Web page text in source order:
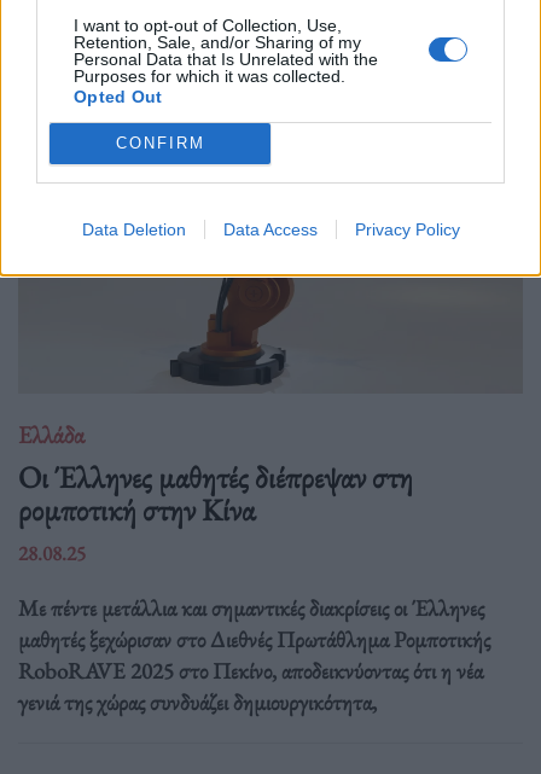
I want to opt-out of Collection, Use,
Retention, Sale, and/or Sharing of my
Personal Data that Is Unrelated with the
Purposes for which it was collected.
Opted Out
CONFIRM
Data Deletion Data Access Privacy Policy
σημερινή πανελλαδική κινητοποίηση, που μπλοκάρει
μεταφορές και υπηρεσίες. Στο επίκεντρο των
Ελλάδα
Οι Έλληνες μαθητές διέπρεψαν στη
ρομποτική στην Κίνα
28.08.25
Με πέντε μετάλλια και σημαντικές διακρίσεις οι Έλληνες
μαθητές ξεχώρισαν στο Διεθνές Πρωτάθλημα Ρομποτικής
RoboRAVE 2025 στο Πεκίνο, αποδεικνύοντας ότι η νέα
γενιά της χώρας συνδυάζει δημιουργικότητα,